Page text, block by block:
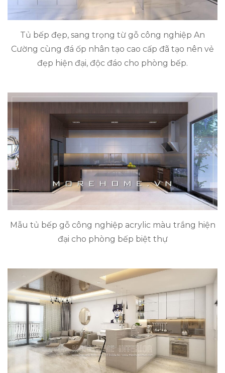
Tủ bếp đẹp, sang trọng từ gỗ công nghiệp An
Cường cùng đá ốp nhân tạo cao cấp đã tạo nên vẻ
đẹp hiện đại, độc đáo cho phòng bếp.
Mẫu tủ bếp gỗ công nghiệp acrylic màu trắng hiện
đại cho phòng bếp biệt thự